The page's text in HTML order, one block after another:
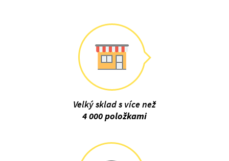
Velký sklad s více než
4 000 položkami